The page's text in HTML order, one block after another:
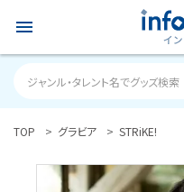
menu
TOP グラビア STRiKE!